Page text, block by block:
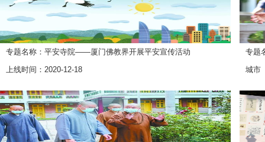
专题名称：平安寺院——厦门佛教界开展平安宣传活动
上线时间：2020-12-18
专题
城市